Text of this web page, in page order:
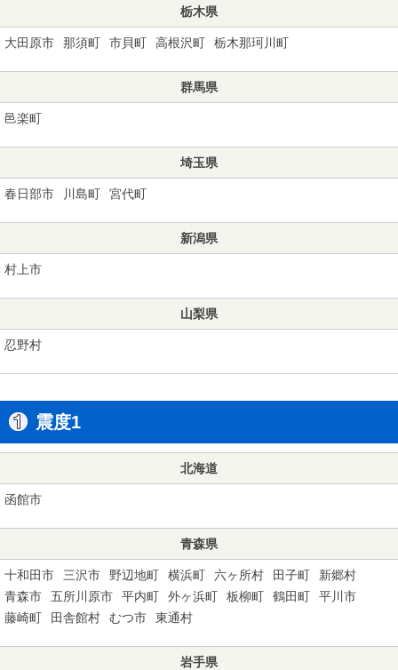
栃木県
大田原市 那須町 市貝町 高根沢町 栃木那珂川町
群馬県
邑楽町
埼玉県
春日部市 川島町 宮代町
新潟県
村上市
山梨県
忍野村
震度1
北海道
函館市
青森県
十和田市 三沢市 野辺地町 横浜町 六ヶ所村 田子町
新郷村
青森市
五所川原市 平内町 外ヶ浜町 板柳町 鶴田町
平川市
藤崎町
田舎館村 むつ市 東通村
岩手県